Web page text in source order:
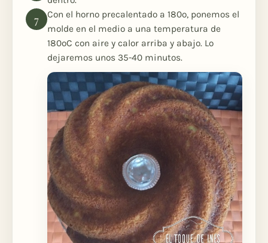
Con el horno precalentado a 180º, ponemos el
molde en el medio a una temperatura de
180ºC con aire y calor arriba y abajo. Lo
dejaremos unos 35-40 minutos.